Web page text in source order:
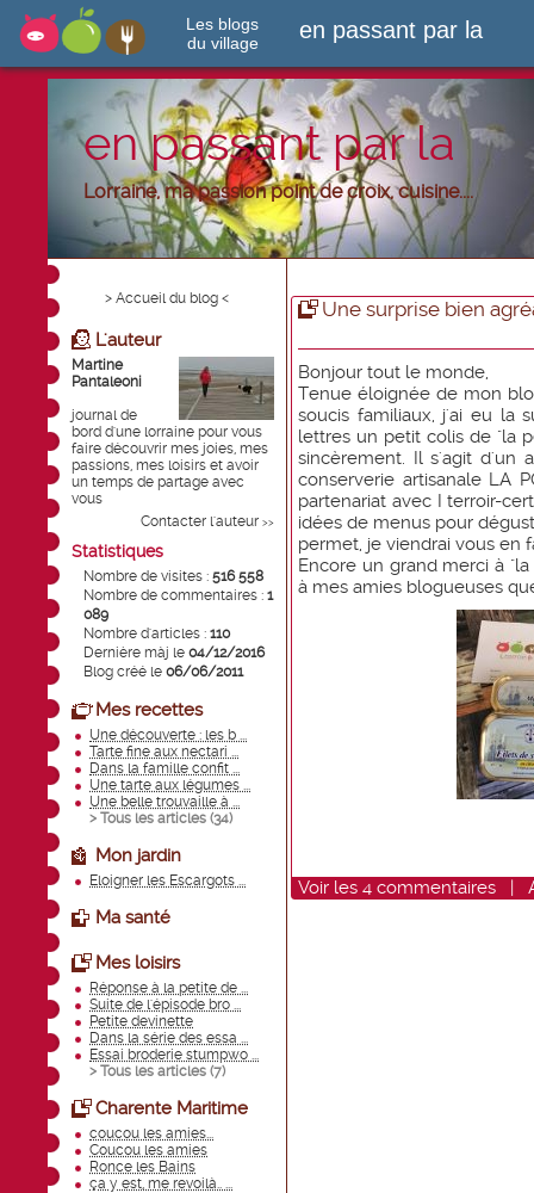
Les blogs
du village
en passant par la
en passant par la
Lorraine, ma passion point de croix, cuisine....
> Accueil du blog <
L'auteur
Martine
Pantaleoni
journal de
bord d'une lorraine pour vous
faire découvrir mes joies, mes
passions, mes loisirs et avoir
un temps de partage avec
vous
Contacter l'auteur >>
Statistiques
Nombre de visites : 516 558
Nombre de commentaires : 1
089
Nombre d'articles : 110
Dernière màj le 04/12/2016
Blog créé le 06/06/2011
Mes recettes
Une découverte : les b ...
Tarte fine aux nectari ...
Dans la famille confit ...
Une tarte aux légumes ...
Une belle trouvaille à ...
> Tous les articles (34)
Mon jardin
Eloigner les Escargots ...
Ma santé
Mes loisirs
Réponse à la petite de ...
Suite de l'épisode bro ...
Petite devinette
Dans la série des essa ...
Essai broderie stumpwo ...
> Tous les articles (7)
Charente Maritime
coucou les amies...
Coucou les amies
Ronce les Bains
ça y est, me revoilà.. ...
Une surprise bien
Bonjour tout le monde,
Tenue éloignée de mon
soucis familiaux, j'ai eu la
lettres un petit colis de "la
sincèrement. Il s'agit d'un
conserverie artisanale LA
partenariat avec I terroir-
idées de menus pour
permet, je viendrai vous en
Encore un grand merci à
à mes amies blogueuses
Voir les 4 commentaires |